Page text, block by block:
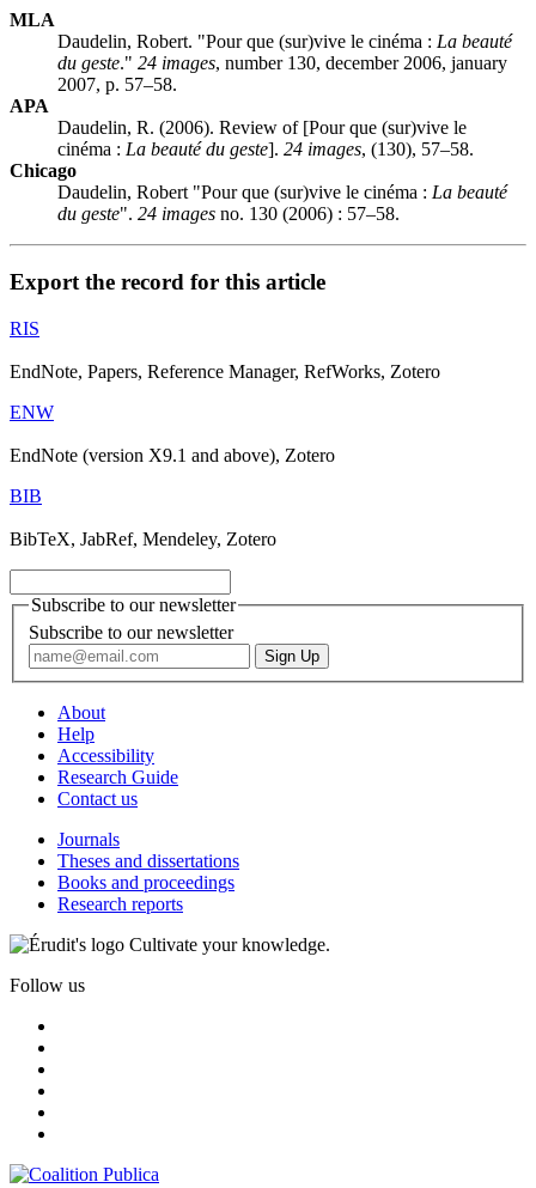
MLA
Daudelin, Robert. "Pour que (sur)vive le cinéma : La beauté
du geste." 24 images, number 130, december 2006, january
2007, p. 57–58.
APA
Daudelin, R. (2006). Review of [Pour que (sur)vive le
cinéma : La beauté du geste]. 24 images, (130), 57–58.
Chicago
Daudelin, Robert "Pour que (sur)vive le cinéma : La beauté
du geste". 24 images no. 130 (2006) : 57–58.
Export the record for this article
RIS
EndNote, Papers, Reference Manager, RefWorks, Zotero
ENW
EndNote (version X9.1 and above), Zotero
BIB
BibTeX, JabRef, Mendeley, Zotero
Subscribe to our newsletter
Subscribe to our newsletter
About
Help
Accessibility
Research Guide
Contact us
Journals
Theses and dissertations
Books and proceedings
Research reports
Cultivate your knowledge.
Follow us